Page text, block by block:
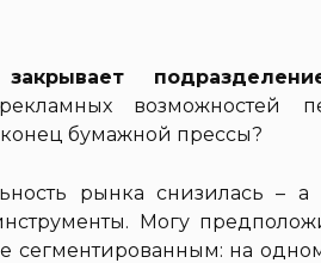
возможностей
конец бумажной прессы?
рынка снизилась – а
Могу
сегментированным: на